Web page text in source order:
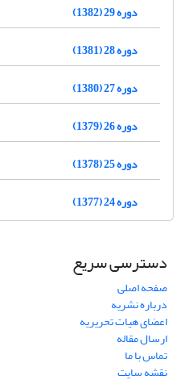
دوره 29 (1382)
دوره 28 (1381)
دوره 27 (1380)
دوره 26 (1379)
دوره 25 (1378)
دوره 24 (1377)
دسترسی سریع
صفحه اصلی
درباره نشریه
اعضای هیات تحریریه
ارسال مقاله
تماس با ما
نقشه سایت